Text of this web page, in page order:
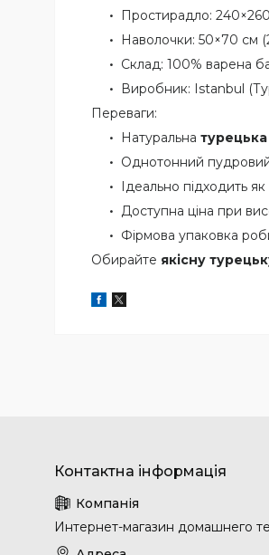
Простирадло:
Наволочки: 50×70 см
Склад: 100% варена
Виробник: Istanbul
Переваги:
Натуральна турецька
Однотонний пудровий
Ідеально підходить як
Доступна ціна при
Фірмова упаковка
Обирайте якісну
Интернет-магазин домашнего